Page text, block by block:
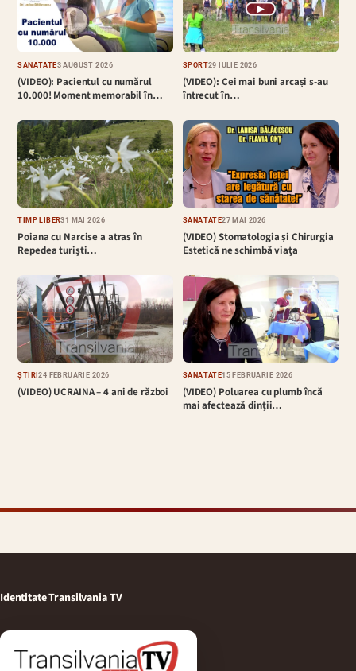
SĂNĂTATE3 AUGUST 2026
(VIDEO): Pacientul cu numărul
10.000! Moment memorabil în…
▶
SPORT29 IULIE 2026
(VIDEO): Cei mai buni arcași s-au
întrecut în…
TIMP LIBER31 MAI 2026
Poiana cu Narcise a atras în
Repedea turiști…
SĂNĂTATE27 MAI 2026
(VIDEO) Stomatologia și Chirurgia
Estetică ne schimbă viața
ȘTIRI24 FEBRUARIE 2026
(VIDEO) UCRAINA – 4 ani de război
SĂNĂTATE15 FEBRUARIE 2026
(VIDEO) Poluarea cu plumb încă
mai afectează dinții…
Identitate Transilvania TV